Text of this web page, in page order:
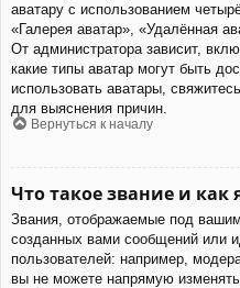
аватару с использованием
«Галерея аватар», «Удалённая
От администратора зависит,
какие типы аватар могут быть
использовать аватары,
для выяснения причин.
Вернуться к началу
Что такое звание и как
Звания, отображаемые под
созданных вами сообщений или
пользователей: например,
вы не можете напрямую